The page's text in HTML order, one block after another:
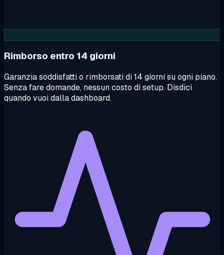
Rimborso entro 14 giorni
Garanzia soddisfatti o rimborsati di 14 giorni su ogni piano.
Senza fare domande, nessun costo di setup. Disdici
quando vuoi dalla dashboard.